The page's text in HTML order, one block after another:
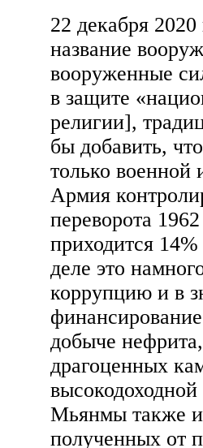
22 декабря
название
вооруженные
в защите
религии],
бы добавить,
только военной
Армия
переворота
приходится
деле это
коррупцию и в
добыче нефрита,
драгоценных
Мьянмы также
полученных от